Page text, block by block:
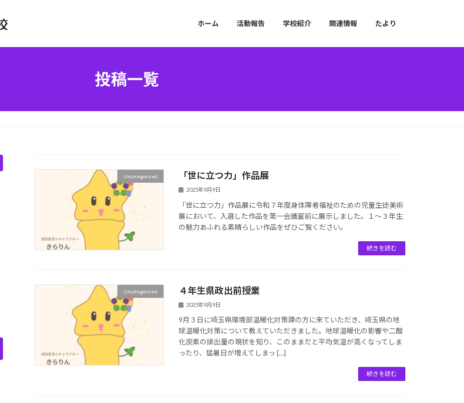
ホーム 活動報告 学校紹介 関連情報 たより
投稿一覧
Uncategorized 「世に立つ力」作品展
2025年9月9日
「世に立つ力」作品展に令和７年度身体障者福祉のための児童生徒美術
展において、入選した作品を第一会議室前に展示しました。１～３年生
の魅力あふれる素晴らしい作品をぜひご覧ください。
続きを読む
Uncategorized ４年生県政出前授業
2025年9月9日
9月３日に埼玉県環境部温暖化対策課の方に来ていただき、埼玉県の地
球温暖化対策について教えていただきました。地球温暖化の影響や二酸
化炭素の排出量の現状を知り、このままだと平均気温が高くなってしま
ったり、猛暑日が増えてしまっ […]
続きを読む